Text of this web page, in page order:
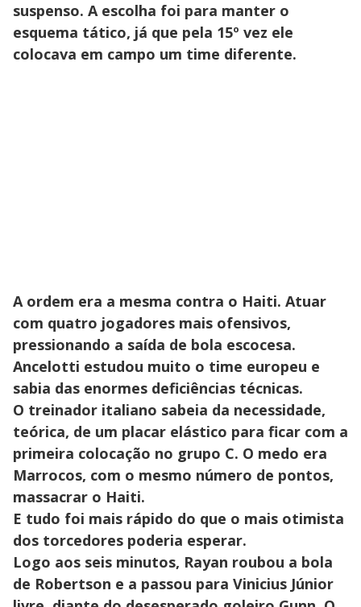
suspenso. A escolha foi para manter o
esquema tático, já que pela 15º vez ele
colocava em campo um time diferente.
A ordem era a mesma contra o Haiti. Atuar
com quatro jogadores mais ofensivos,
pressionando a saída de bola escocesa.
Ancelotti estudou muito o time europeu e
sabia das enormes deficiências técnicas.
O treinador italiano sabeia da necessidade,
teórica, de um placar elástico para ficar com a
primeira colocação no grupo C. O medo era
Marrocos, com o mesmo número de pontos,
massacrar o Haiti.
E tudo foi mais rápido do que o mais otimista
dos torcedores poderia esperar.
Logo aos seis minutos, Rayan roubou a bola
de Robertson e a passou para Vinicius Júnior